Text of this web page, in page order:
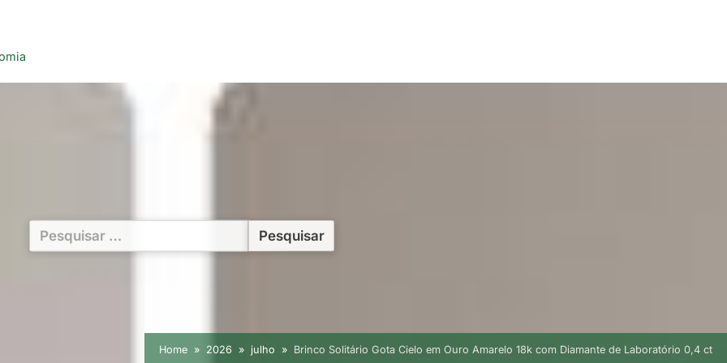
Pesquisar
por:
Home 2026 julho Brinco Solitário Gota Cielo em Ouro Amarelo 18k com Diamante de Laboratório 0,4 ct